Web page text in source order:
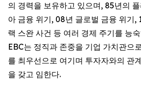
의 경력을 보유하고 있으며, 85년의
아 금융 위기, 08년 글로벌 금융 위기,
랙 스완 사건 등 여러 경제 주기를 능
EBC는 정직과 존중을 기업 가치관으
를 최우선으로 여기며 투자자와의 관
을 갖고 임한다.